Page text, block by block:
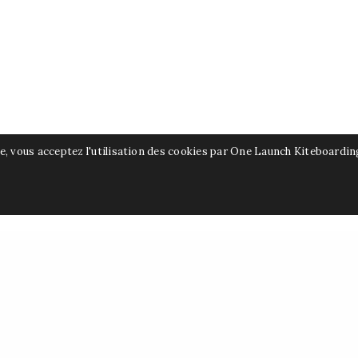
vous acceptez l'utilisation des cookies par One Launch